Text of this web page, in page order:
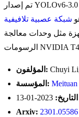
تم إصدار YOLOv6-3.0 لتلبية الاحتياجات المحددة للمعالجة
مثل وحدات معالجة
المؤلفون:
المؤسسة:
التاريخ:
Arxiv: 2301.05586